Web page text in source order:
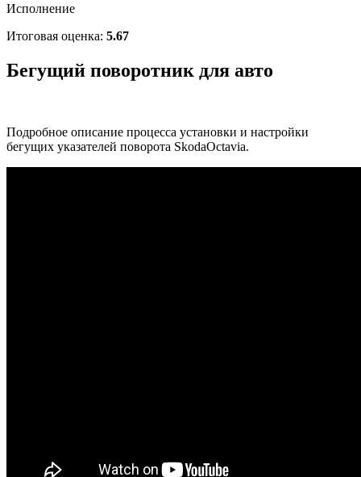
Исполнение
Итоговая оценка: 5.67
Бегущий поворотник для авто
Подробное описание процесса установки и настройки
бегущих указателей поворота SkodaOctavia.